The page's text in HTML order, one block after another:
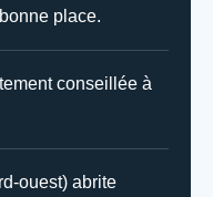
place.
conseillée à
ouest) abrite